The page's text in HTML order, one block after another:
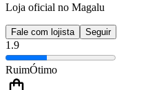
Loja oficial no Magalu
Fale com lojista Seguir
1.9
RuimÓtimo